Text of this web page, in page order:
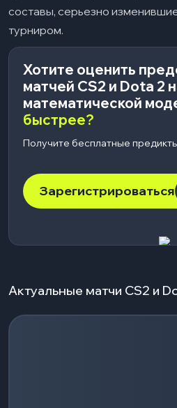
составы, серьезно
турниром.
Хотите оценить
матчей CS2 и Dota 2
математической
быстрее?
Получите бесплатные
Зарегистрироваться
Актуальные матчи CS2 и
Загрузка событий...